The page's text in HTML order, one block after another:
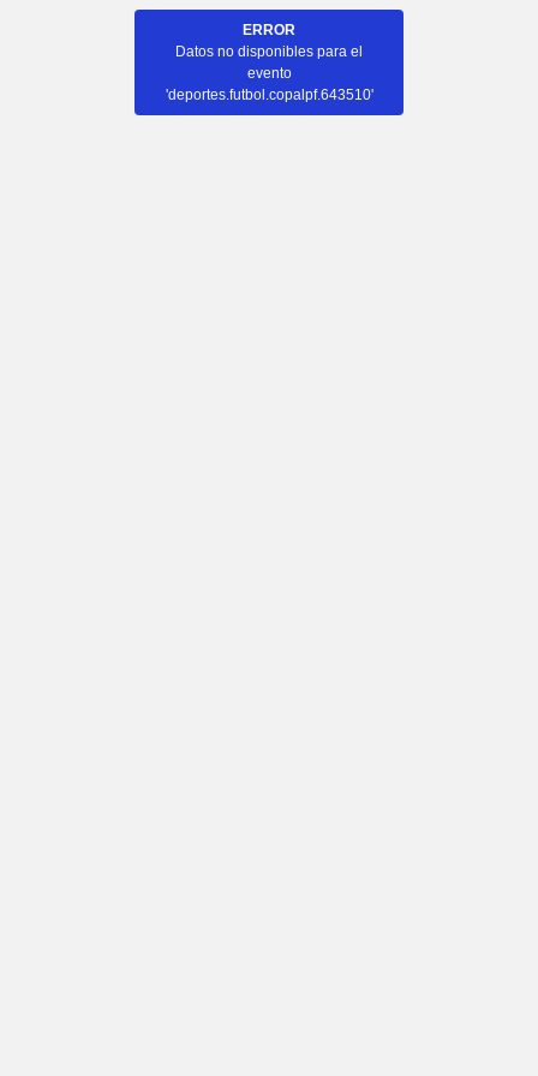
ERROR
Datos no disponibles para el
evento
'deportes.futbol.copalpf.643510'